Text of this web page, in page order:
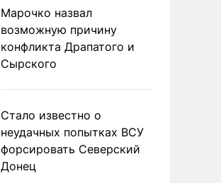
Марочко назвал
возможную причину
конфликта Драпатого и
Сырского
Стало известно о
неудачных попытках ВСУ
форсировать Северский
Донец